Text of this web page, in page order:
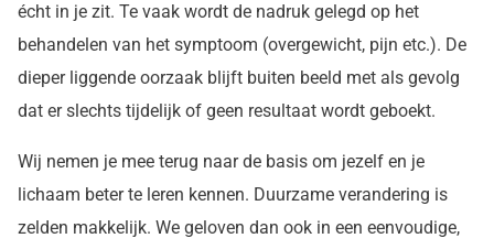
écht in je zit. Te vaak wordt de nadruk gelegd op het
behandelen van het symptoom (overgewicht, pijn etc.). De
dieper liggende oorzaak blijft buiten beeld met als gevolg
dat er slechts tijdelijk of geen resultaat wordt geboekt.
Wij nemen je mee terug naar de basis om jezelf en je
lichaam beter te leren kennen. Duurzame verandering is
zelden makkelijk. We geloven dan ook in een eenvoudige,